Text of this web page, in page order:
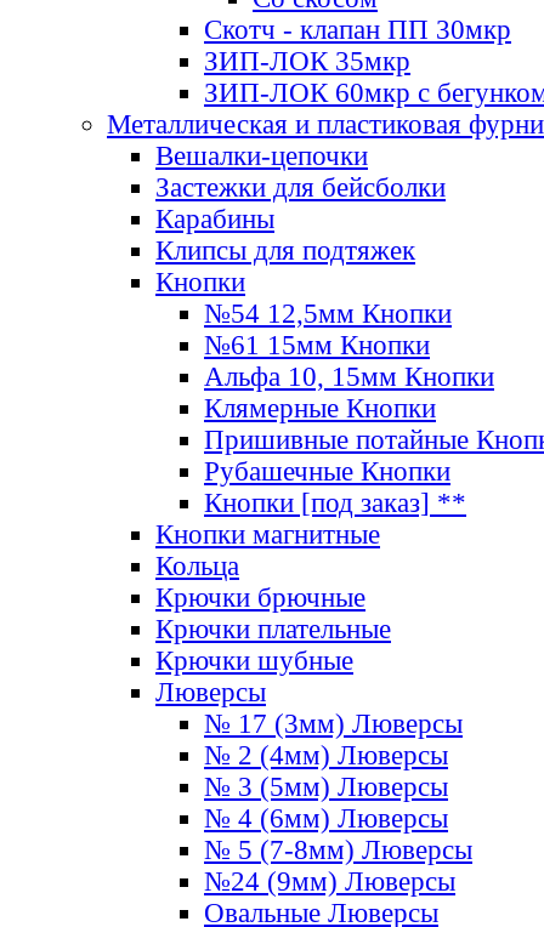
Скотч - клапан ПП 30мкр
ЗИП-ЛОК 35мкр
ЗИП-ЛОК 60мкр с
Металлическая и пластиковая
Вешалки-цепочки
Застежки для бейсболки
Карабины
Клипсы для подтяжек
Кнопки
№54 12,5мм Кнопки
№61 15мм Кнопки
Альфа 10, 15мм Кнопки
Клямерные Кнопки
Пришивные потайные
Рубашечные Кнопки
Кнопки [под заказ] **
Кнопки магнитные
Кольца
Крючки брючные
Крючки плательные
Крючки шубные
Люверсы
№ 17 (3мм) Люверсы
№ 2 (4мм) Люверсы
№ 3 (5мм) Люверсы
№ 4 (6мм) Люверсы
№ 5 (7-8мм) Люверсы
№24 (9мм) Люверсы
Овальные Люверсы